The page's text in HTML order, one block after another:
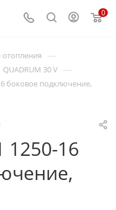
0
—
QUADRUM 30 V —
боковое подключение,
1250-16